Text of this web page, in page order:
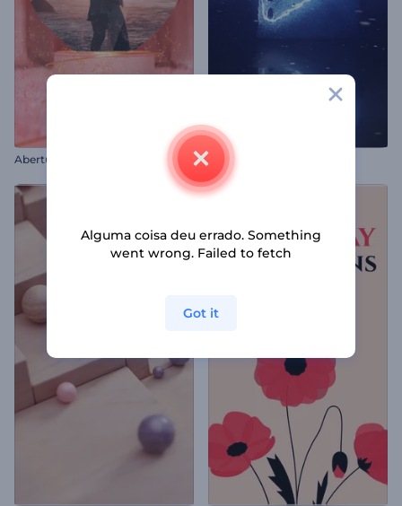
Abertura de Dia dos Namorados
Alguma coisa deu errado. Something
went wrong. Failed to fetch
Got it